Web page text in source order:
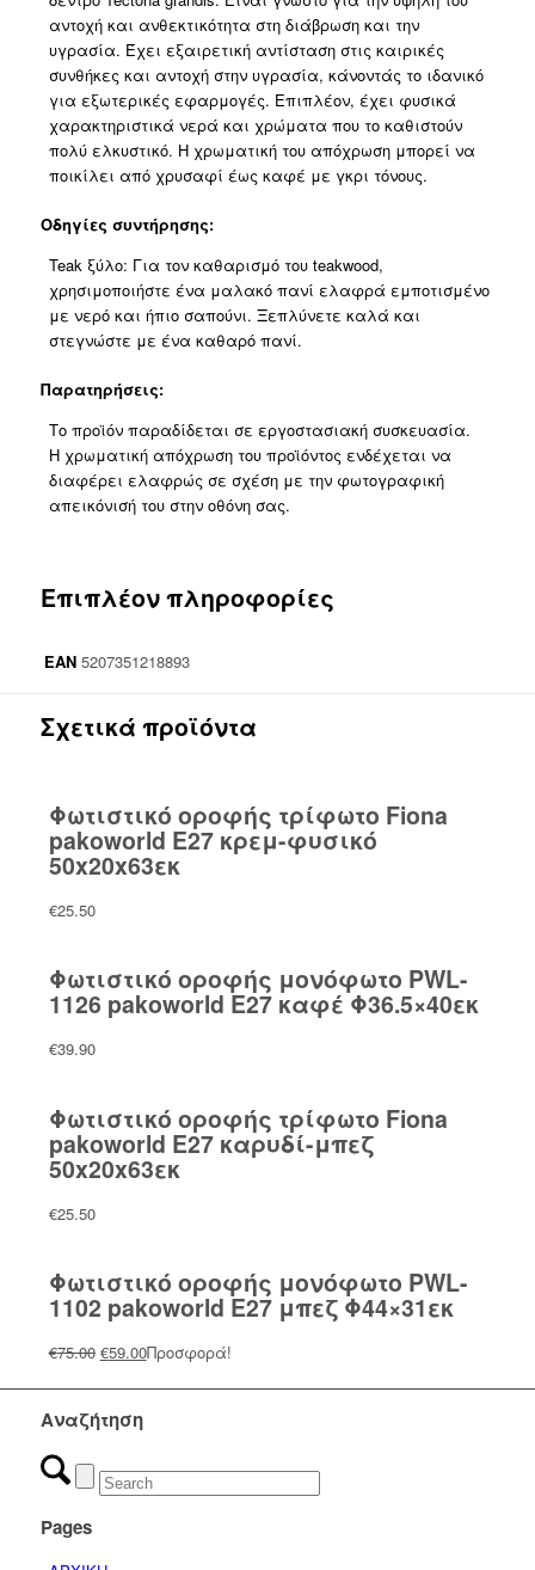
αντοχή και ανθεκτικότητα στη διάβρωση και την
υγρασία. Έχει εξαιρετική αντίσταση στις καιρικές
συνθήκες και αντοχή στην υγρασία, κάνοντάς το ιδανικό
για εξωτερικές εφαρμογές. Επιπλέον, έχει φυσικά
χαρακτηριστικά νερά και χρώματα που το καθιστούν
πολύ ελκυστικό. Η χρωματική του απόχρωση μπορεί να
ποικίλει από χρυσαφί έως καφέ με γκρι τόνους.
Οδηγίες συντήρησης:
Teak ξύλο: Για τον καθαρισμό του teakwood,
χρησιμοποιήστε ένα μαλακό πανί ελαφρά εμποτισμένο
με νερό και ήπιο σαπούνι. Ξεπλύνετε καλά και
στεγνώστε με ένα καθαρό πανί.
Παρατηρήσεις:
Το προϊόν παραδίδεται σε εργοστασιακή συσκευασία.
Η χρωματική απόχρωση του προϊόντος ενδέχεται να
διαφέρει ελαφρώς σε σχέση με την φωτογραφική
απεικόνισή του στην οθόνη σας.
Επιπλέον πληροφορίες
EAN 5207351218893
Σχετικά προϊόντα
Φωτιστικό οροφής τρίφωτο Fiona
pakoworld Ε27 κρεμ-φυσικό
50x20x63εκ
€25.50
Φωτιστικό οροφής μονόφωτο PWL-
1126 pakoworld Ε27 καφέ Φ36.5×40εκ
€39.90
Φωτιστικό οροφής τρίφωτο Fiona
pakoworld Ε27 καρυδί-μπεζ
50x20x63εκ
€25.50
Φωτιστικό οροφής μονόφωτο PWL-
1102 pakoworld Ε27 μπεζ Φ44×31εκ
€75.00 Original
€75.00.
€59.00Η
Προσφορά!
Αναζήτηση
Pages